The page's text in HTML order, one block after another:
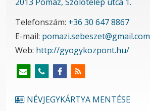
Telefonszám: +36 30 647 8867
E-mail: pomazi.sebeszet@gmail.com
Web: http://gyogykozpont.hu/
NÉVJEGYKÁRTYA MENTÉSE